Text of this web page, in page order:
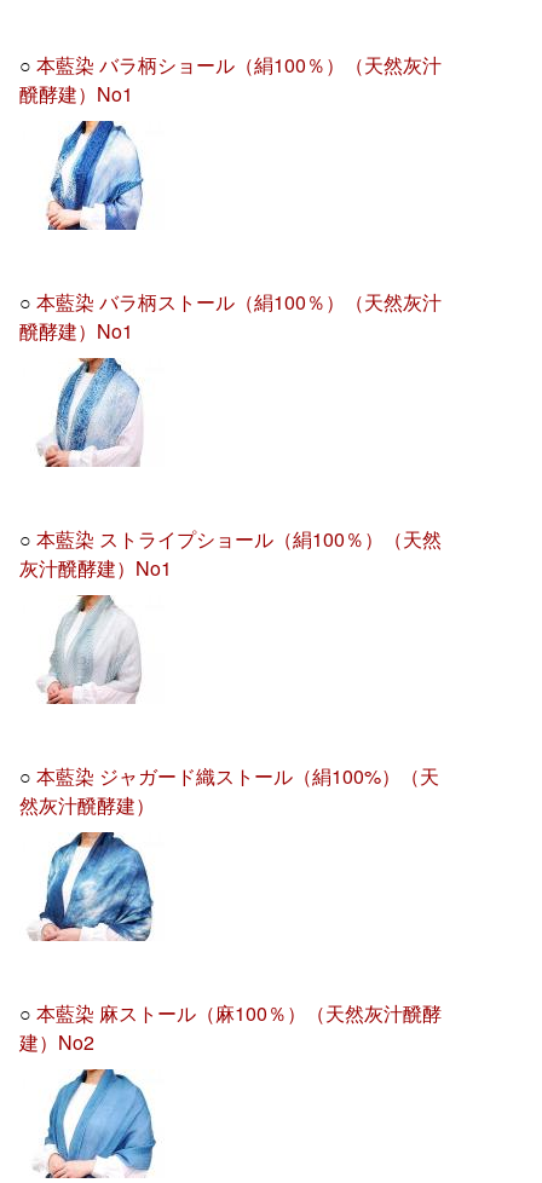
○本藍染 バラ柄ショール（絹100％）（天然灰汁
醗酵建）No1
○本藍染 バラ柄ストール（絹100％）（天然灰汁
醗酵建）No1
○本藍染 ストライプショール（絹100％）（天然
灰汁醗酵建）No1
○本藍染 ジャガード織ストール（絹100%）（天
然灰汁醗酵建）
○本藍染 麻ストール（麻100％）（天然灰汁醗酵
建）No2